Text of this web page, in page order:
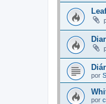
por
por